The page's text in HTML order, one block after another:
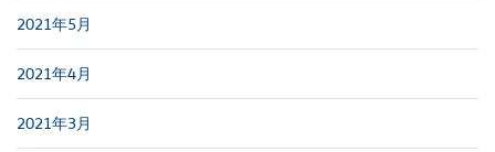
2021年5月
2021年4月
2021年3月